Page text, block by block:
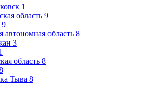
1
область 9
9
автономная область 8
3
область 8
Тыва 8